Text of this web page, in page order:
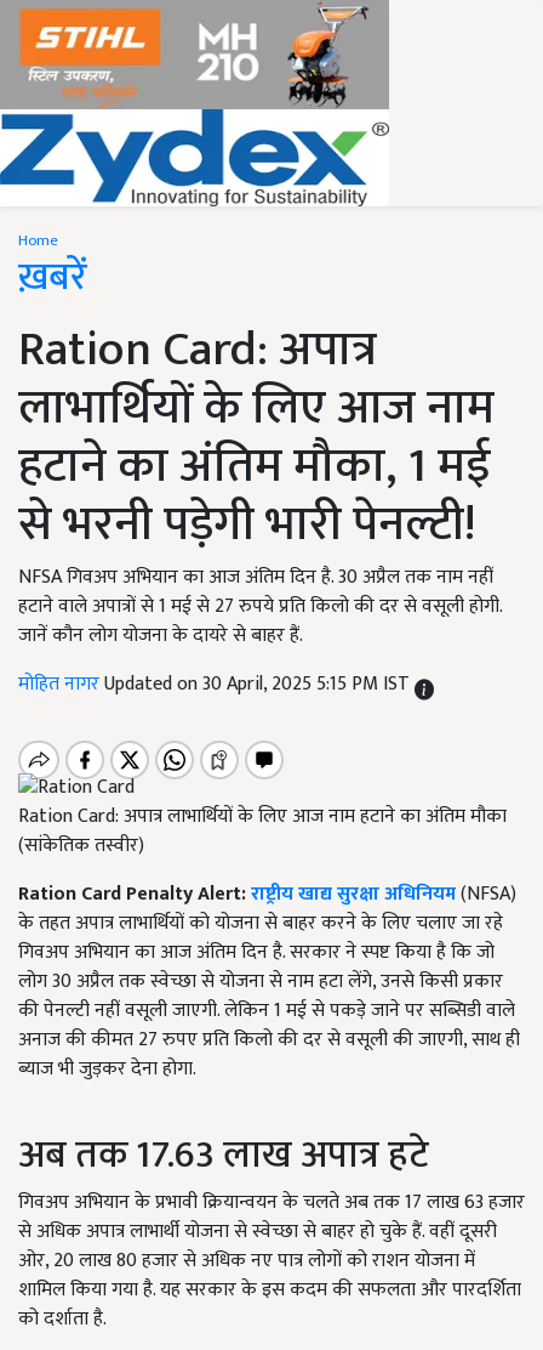
Home
ख़बरें
Ration Card: अपात्र
लाभार्थियों के लिए आज नाम
हटाने का अंतिम मौका, 1 मई
से भरनी पड़ेगी भारी पेनल्टी!
NFSA गिवअप अभियान का आज अंतिम दिन है. 30 अप्रैल तक नाम नहीं
हटाने वाले अपात्रों से 1 मई से 27 रुपये प्रति किलो की दर से वसूली होगी.
जानें कौन लोग योजना के दायरे से बाहर हैं.
मोहित नागरUpdated on 30 April, 2025 5:15 PM IST
Ration Card: अपात्र लाभार्थियों के लिए आज नाम हटाने का अंतिम मौका
(सांकेतिक तस्वीर)
Ration Card Penalty Alert:राष्ट्रीय खाद्य सुरक्षा अधिनियम(NFSA)
के तहत अपात्र लाभार्थियों को योजना से बाहर करने के लिए चलाए जा रहे
गिवअप अभियान का आज अंतिम दिन है. सरकार ने स्पष्ट किया है कि जो
लोग 30 अप्रैल तक स्वेच्छा से योजना से नाम हटा लेंगे, उनसे किसी प्रकार
की पेनल्टी नहीं वसूली जाएगी. लेकिन 1 मई से पकड़े जाने पर सब्सिडी वाले
अनाज की कीमत 27 रुपए प्रति किलो की दर से वसूली की जाएगी, साथ ही
ब्याज भी जुड़कर देना होगा.
अब तक 17.63 लाख अपात्र हटे
गिवअप अभियान के प्रभावी क्रियान्वयन के चलते अब तक 17 लाख 63 हजार
से अधिक अपात्र लाभार्थी योजना से स्वेच्छा से बाहर हो चुके हैं. वहीं दूसरी
ओर, 20 लाख 80 हजार से अधिक नए पात्र लोगों को राशन योजना में
शामिल किया गया है. यह सरकार के इस कदम की सफलता और पारदर्शिता
को दर्शाता है.